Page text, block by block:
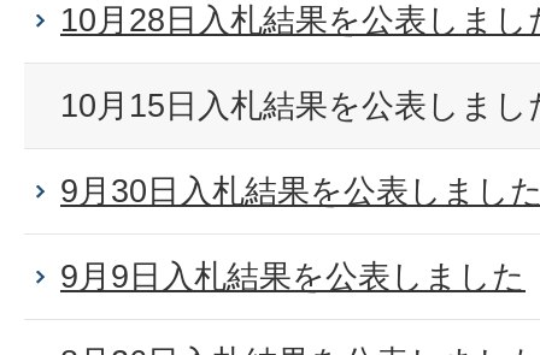
10月28日入札結果を公表しまし
10月15日入札結果を公表しまし
9月30日入札結果を公表しまし
9月9日入札結果を公表しました